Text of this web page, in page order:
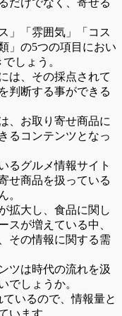
だけでなく、寄せる
」「雰囲気」「コス
」の5つの項目におい
しょう。
は、その採点されて
判断する事ができる
、お取り寄せ商品に
るコンテンツとなっ
るグルメ情報サイト
せ商品を扱っている
。
拡大し、食品に関し
スが増えている中、
その情報に関する需
ツは時代の流れを汲
でしょうか。
いるので、情報量と